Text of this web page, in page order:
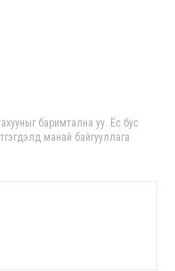
баримтална уу. Ёс бус
манай байгууллага